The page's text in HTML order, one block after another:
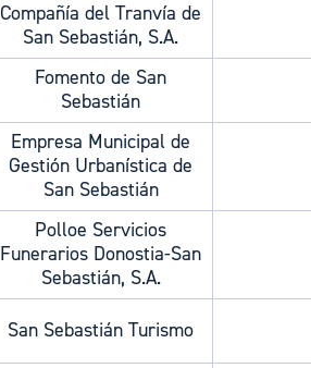
Compañía del Tranvía de
San Sebastián, S.A.
Fomento de San
Sebastián
Empresa Municipal de
Gestión Urbanística de
San Sebastián
Polloe Servicios
Funerarios Donostia-San
Sebastián, S.A.
San Sebastián Turismo